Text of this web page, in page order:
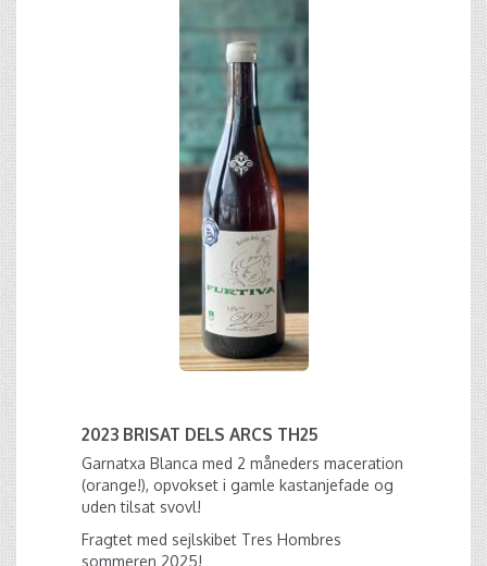
2023 BRISAT DELS ARCS TH25
Garnatxa Blanca med 2 måneders maceration
(orange!), opvokset i gamle kastanjefade og
uden tilsat svovl!
Fragtet med sejlskibet Tres Hombres
sommeren 2025!